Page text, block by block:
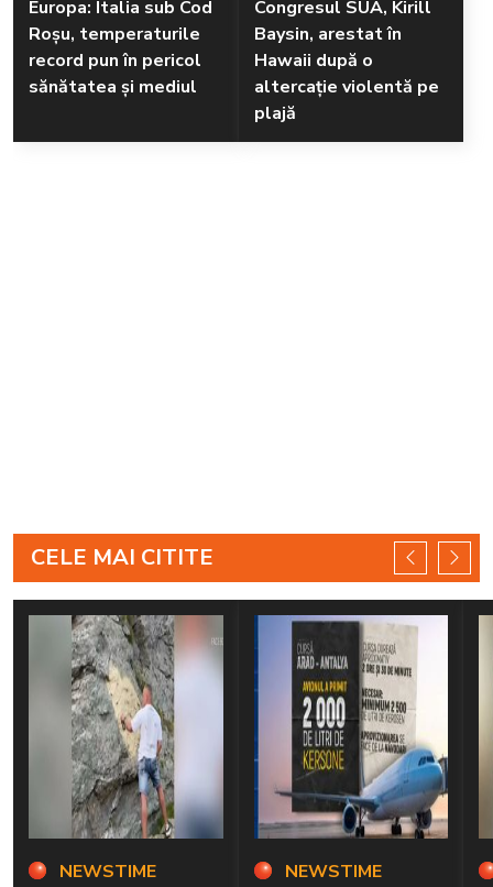
Europa: Italia sub Cod
Roșu, temperaturile
record pun în pericol
sănătatea și mediul
Congresul SUA, Kirill
Baysin, arestat în
Hawaii după o
altercație violentă pe
plajă
CELE MAI CITITE
NEWSTIME
NEWSTIME